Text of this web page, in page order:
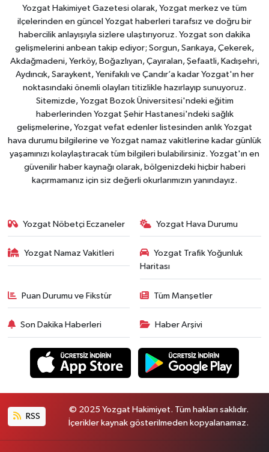
Yozgat Hakimiyet Gazetesi olarak, Yozgat merkez ve tüm
ilçelerinden en güncel Yozgat haberleri tarafsız ve doğru bir
habercilik anlayışıyla sizlere ulaştırıyoruz. Yozgat son dakika
gelişmelerini anbean takip ediyor; Sorgun, Sarıkaya, Çekerek,
Akdağmadeni, Yerköy, Boğazlıyan, Çayıralan, Şefaatli, Kadışehri,
Aydıncık, Saraykent, Yenifakılı ve Çandır’a kadar Yozgat'ın her
noktasındaki önemli olayları titizlikle hazırlayıp sunuyoruz.
Sitemizde, Yozgat Bozok Üniversitesi'ndeki eğitim
haberlerinden Yozgat Şehir Hastanesi'ndeki sağlık
gelişmelerine, Yozgat vefat edenler listesinden anlık Yozgat
hava durumu bilgilerine ve Yozgat namaz vakitlerine kadar günlük
yaşamınızı kolaylaştıracak tüm bilgileri bulabilirsiniz. Yozgat'ın en
güvenilir haber kaynağı olarak, bölgenizdeki hiçbir haberi
kaçırmamanız için siz değerli okurlarımızın yanındayız.
Yozgat Nöbetçi Eczaneler Yozgat Hava Durumu
Yozgat Namaz Vakitleri
Yozgat Trafik Yoğunluk
Haritası
Puan Durumu ve Fikstür Tüm Manşetler
Son Dakika Haberleri Haber Arşivi
RSS
© 2025 Yozgat Hakimiyet. Tüm hakları saklıdır.
İçerikler kaynak gösterilmeden kopyalanamaz.